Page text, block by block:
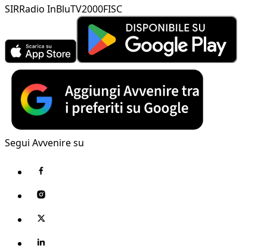
SIRRadio InBluTV2000FISC
Segui Avvenire su